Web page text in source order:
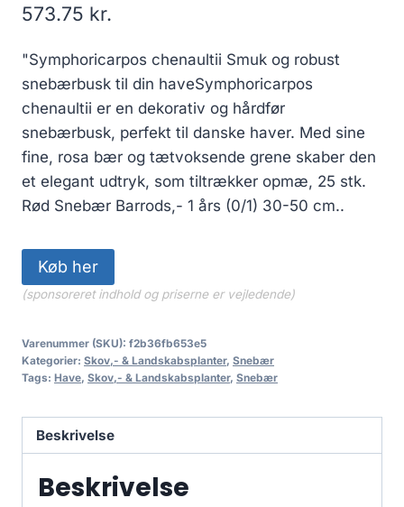
573.75 kr.
"Symphoricarpos chenaultii Smuk og robust
snebærbusk til din haveSymphoricarpos
chenaultii er en dekorativ og hårdfør
snebærbusk, perfekt til danske haver. Med sine
fine, rosa bær og tætvoksende grene skaber den
et elegant udtryk, som tiltrækker opmæ, 25 stk.
Rød Snebær Barrods,- 1 års (0/1) 30-50 cm..
Køb her
(sponsoreret indhold og priserne er vejledende)
Varenummer (SKU): f2b36fb653e5
Kategorier: Skov,- & Landskabsplanter, Snebær
Tags: Have, Skov,- & Landskabsplanter, Snebær
Beskrivelse
Beskrivelse